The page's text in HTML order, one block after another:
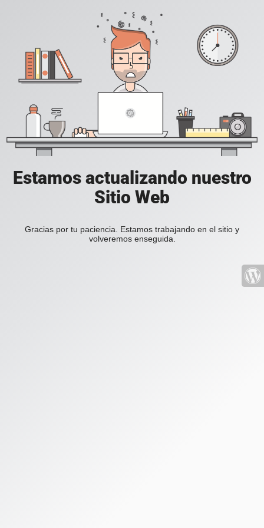
Estamos actualizando nuestro
Sitio Web
Gracias por tu paciencia. Estamos trabajando en el sitio y
volveremos enseguida.